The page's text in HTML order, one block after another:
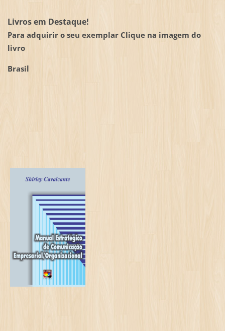
Livros em Destaque!
Para adquirir o seu exemplar Clique na imagem do
livro
Brasil